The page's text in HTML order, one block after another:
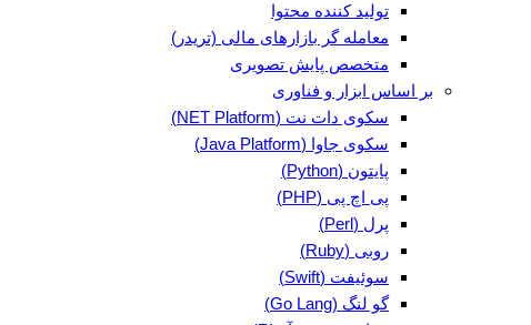
تولید کننده محتوا
معامله گر بازارهای مالی (تریدر)
متخصص پایش تصویری
بر اساس ابزار و فناوری
سکوی دات نت (NET Platform)
سکوی جاوا (Java Platform)
پایتون (Python)
پی اچ پی (PHP)
پرل (Perl)
روبی (Ruby)
سوئیفت (Swift)
گو لنگ (Go Lang)